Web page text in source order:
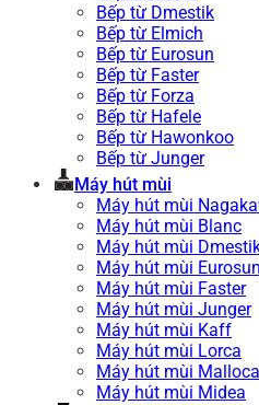
Bếp từ Dmestik
Bếp từ Elmich
Bếp từ Eurosun
Bếp từ Faster
Bếp từ Forza
Bếp từ Hafele
Bếp từ Hawonkoo
Bếp từ Junger
Máy hút mùi
Máy hút mùi
Máy hút mùi Blanc
Máy hút mùi
Máy hút mùi Eurosun
Máy hút mùi Faster
Máy hút mùi Junger
Máy hút mùi Kaff
Máy hút mùi Lorca
Máy hút mùi Malloca
Máy hút mùi Midea